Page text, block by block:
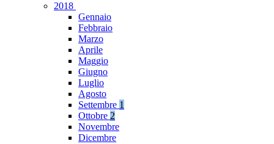
2018
Gennaio
Febbraio
Marzo
Aprile
Maggio
Giugno
Luglio
Agosto
Settembre 1
Ottobre 2
Novembre
Dicembre